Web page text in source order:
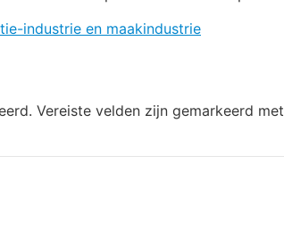
industrie en maakindustrie
Vereiste velden zijn gemarkeerd met